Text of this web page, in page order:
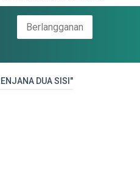
DUA SISI"